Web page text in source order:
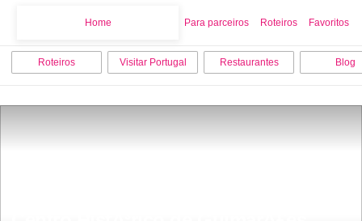
Home Para parceiros Roteiros Favoritos
Roteiros Visitar Portugal Restaurantes Blog